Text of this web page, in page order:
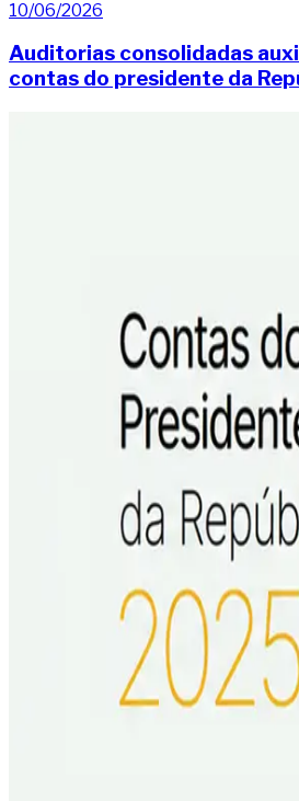
10/06/2026
Auditorias consolidadas
contas do presidente da